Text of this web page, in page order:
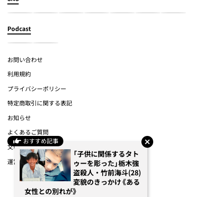
おすすめ記事
「子供に関係するタト
ゥーを彫った」栃木強
盗殺人・竹前海斗(28)
変貌のきっかけ《ある
女性との別れが》
Podcast
お問い合わせ
利用規約
プライバシーポリシー
特定商取引に関する表記
お知らせ
よくあるご質問
文春オンライン
運営会社
(c) Bungeishunju Ltd.